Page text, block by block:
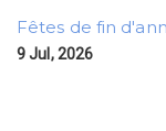
Fêtes de fin
9 Jul, 2026